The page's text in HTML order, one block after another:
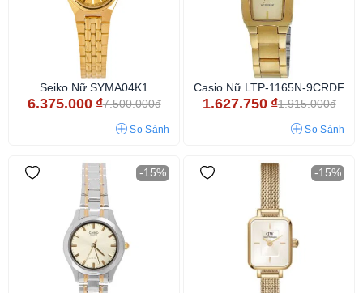
Seiko Nữ SYMA04K1
6.375.000 ₫7.500.000đ
So Sánh
Casio Nữ LTP-1165N-9CRDF
1.627.750 ₫1.915.000đ
So Sánh
-15% -15%